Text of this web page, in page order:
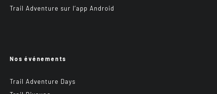
Trail Adventure sur l’app Android
Nos événements
Trail Adventure Days